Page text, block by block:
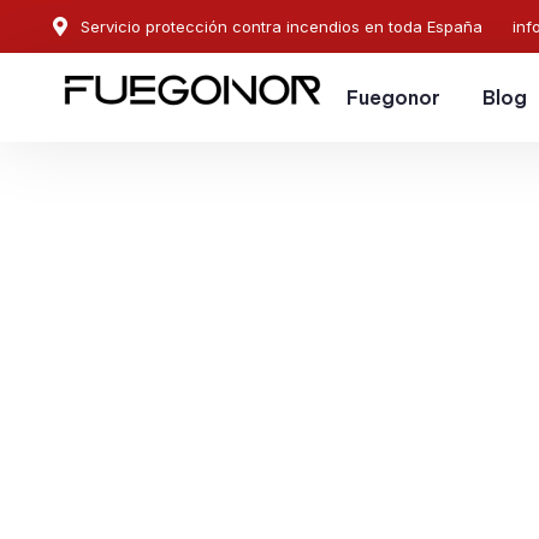
Servicio protección contra incendios en toda España
Fuegonor Blog